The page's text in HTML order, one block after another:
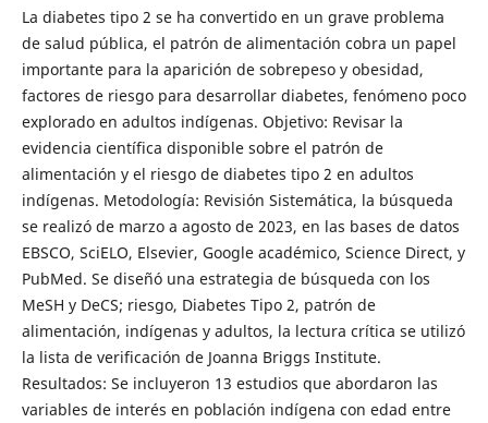
La diabetes tipo 2 se ha convertido en un grave problema
de salud pública, el patrón de alimentación cobra un papel
importante para la aparición de sobrepeso y obesidad,
factores de riesgo para desarrollar diabetes, fenómeno poco
explorado en adultos indígenas. Objetivo: Revisar la
evidencia científica disponible sobre el patrón de
alimentación y el riesgo de diabetes tipo 2 en adultos
indígenas. Metodología: Revisión Sistemática, la búsqueda
se realizó de marzo a agosto de 2023, en las bases de datos
EBSCO, SciELO, Elsevier, Google académico, Science Direct, y
PubMed. Se diseñó una estrategia de búsqueda con los
MeSH y DeCS; riesgo, Diabetes Tipo 2, patrón de
alimentación, indígenas y adultos, la lectura crítica se utilizó
la lista de verificación de Joanna Briggs Institute.
Resultados: Se incluyeron 13 estudios que abordaron las
variables de interés en población indígena con edad entre